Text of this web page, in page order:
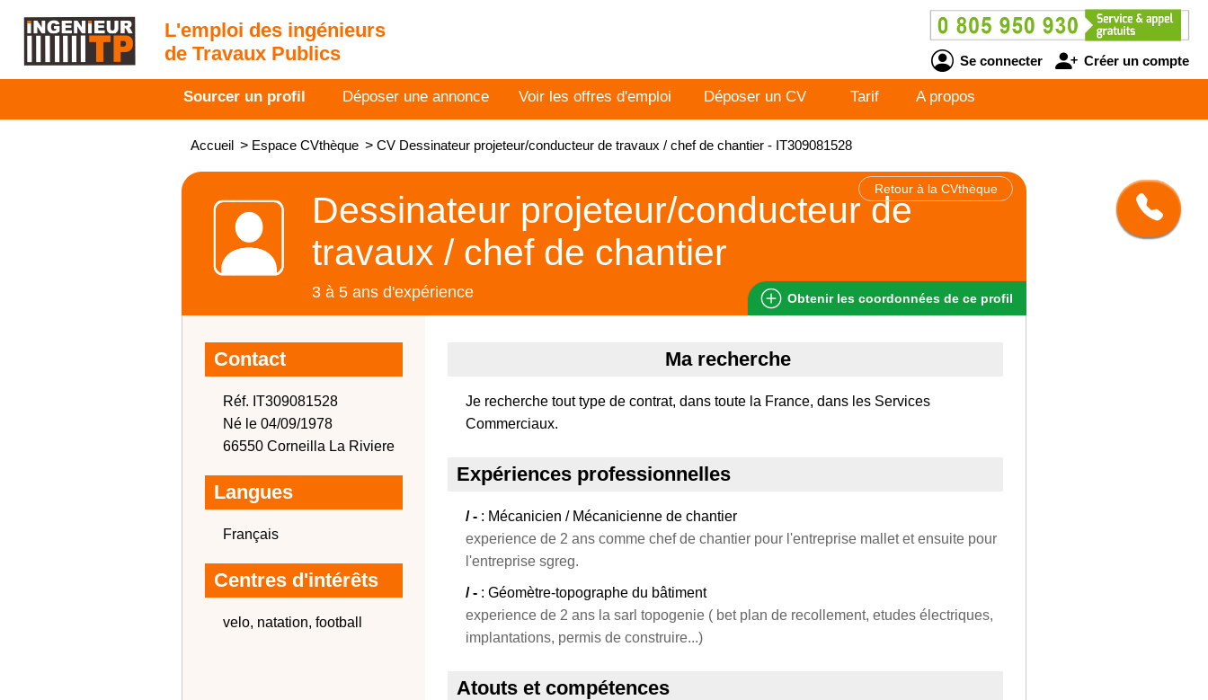
L'emploi des ingénieurs
de Travaux Publics
Se connecter Créer un compte
Sourcer un profil Déposer une annonce Voir les offres d'emploi Déposer un CV Tarif A propos
Accueil > Espace CVthèque > CV Dessinateur projeteur/conducteur de travaux / chef de chantier - IT309081528
Retour à la CVthèque
Dessinateur projeteur/conducteur de
travaux / chef de chantier
3 à 5 ans d'expérience Obtenir les coordonnées de ce profil
Contact
Réf. IT309081528
Né le 04/09/1978
66550 Corneilla La Riviere
Langues
Français
Centres d'intérêts
velo, natation, football
Ma recherche
Je recherche tout type de contrat, dans toute la France, dans les Services
Commerciaux.
Expériences professionnelles
/ - : Mécanicien / Mécanicienne de chantier
experience de 2 ans comme chef de chantier pour l'entreprise mallet et ensuite pour
l'entreprise sgreg.
/ - : Géomètre-topographe du bâtiment
experience de 2 ans la sarl topogenie ( bet plan de recollement, etudes électriques,
implantations, permis de construire...)
Atouts et compétences